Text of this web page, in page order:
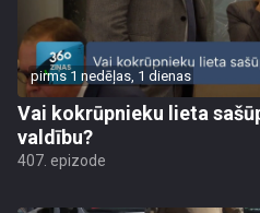
pirms 1 nedēļas, 1 dienas
Vai kokrūpnieku lieta
valdību?
407. epizode